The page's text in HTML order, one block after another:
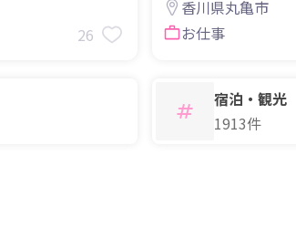
26
香川県丸亀市
お仕事
宿泊・観光
1913件